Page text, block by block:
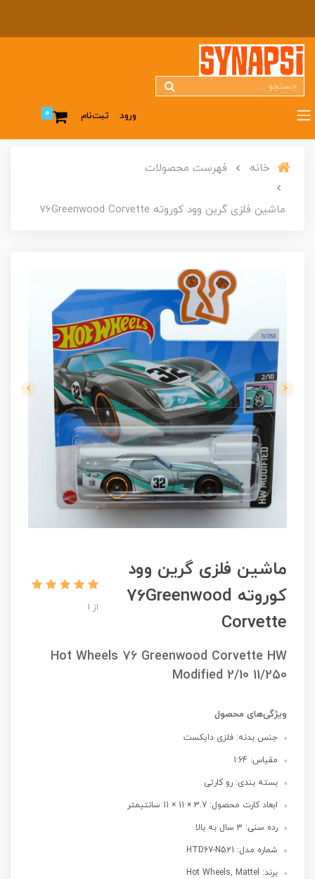
ورود ثبت‌نام 0
خانه فهرست محصولات
ماشین فلزی گرین وود کوروته 76Greenwood Corvette
ماشین فلزی گرین وود
کوروته 76Greenwood
Corvette
از 1
Hot Wheels 76 Greenwood Corvette HW
Modified 2/10 11/250
ویژگی‌های محصول
جنس بدنه: فلزی دایکست
مقیاس: 1:64
بسته بندی: رو کارتی
ابعاد کارت محصول: 3.7 × 11 × 11 سانتیمتر
رده سنی: 3 سال به بالا
شماره مدل: HTD67-N521
برند: Hot Wheels, Mattel